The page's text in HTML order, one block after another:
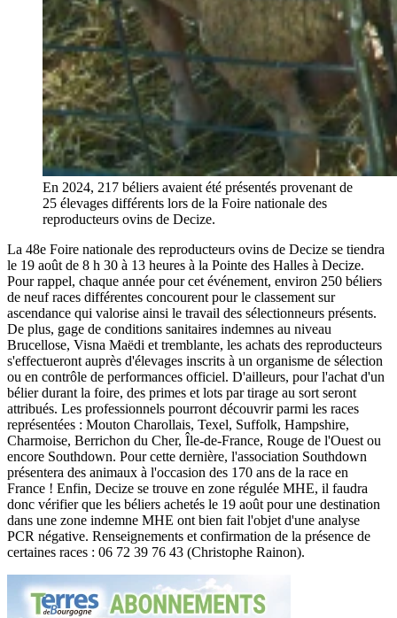
En 2024, 217 béliers avaient été présentés provenant de
25 élevages différents lors de la Foire nationale des
reproducteurs ovins de Decize.
La 48e Foire nationale des reproducteurs ovins de Decize se tiendra
le 19 août de 8 h 30 à 13 heures à la Pointe des Halles à Decize.
Pour rappel, chaque année pour cet événement, environ 250 béliers
de neuf races différentes concourent pour le classement sur
ascendance qui valorise ainsi le travail des sélectionneurs présents.
De plus, gage de conditions sanitaires indemnes au niveau
Brucellose, Visna Maëdi et tremblante, les achats des reproducteurs
s'effectueront auprès d'élevages inscrits à un organisme de sélection
ou en contrôle de performances officiel. D'ailleurs, pour l'achat d'un
bélier durant la foire, des primes et lots par tirage au sort seront
attribués. Les professionnels pourront découvrir parmi les races
représentées : Mouton Charollais, Texel, Suffolk, Hampshire,
Charmoise, Berrichon du Cher, Île-de-France, Rouge de l'Ouest ou
encore Southdown. Pour cette dernière, l'association Southdown
présentera des animaux à l'occasion des 170 ans de la race en
France ! Enfin, Decize se trouve en zone régulée MHE, il faudra
donc vérifier que les béliers achetés le 19 août pour une destination
dans une zone indemne MHE ont bien fait l'objet d'une analyse
PCR négative. Renseignements et confirmation de la présence de
certaines races : 06 72 39 76 43 (Christophe Rainon).